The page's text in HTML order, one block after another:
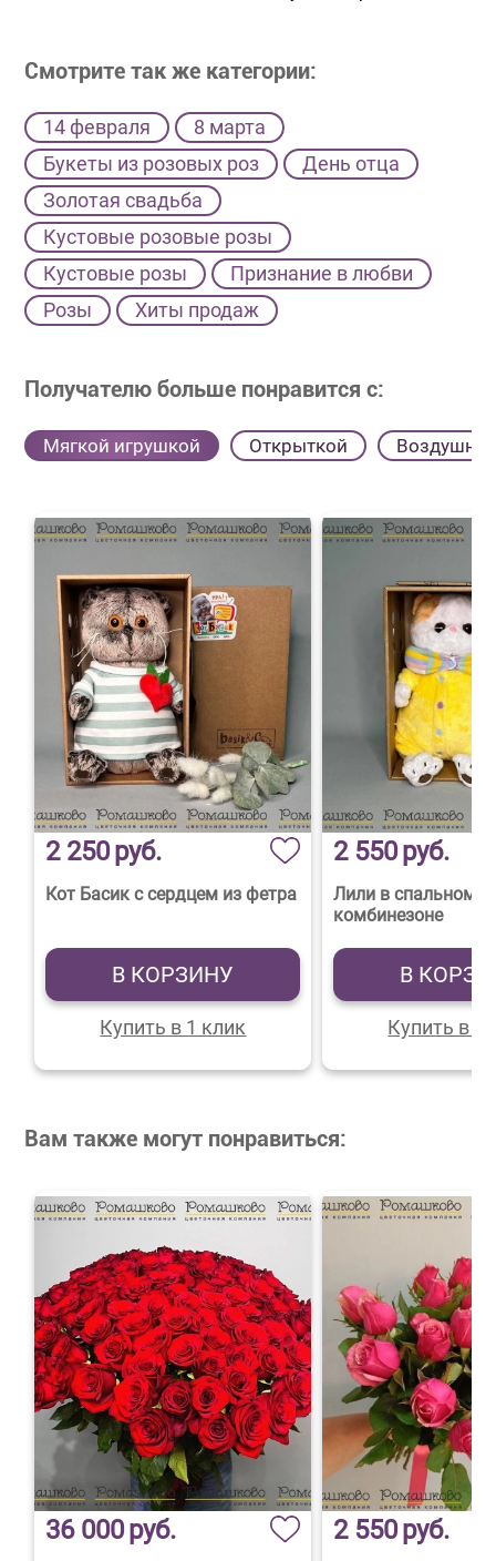
Смотрите так же категории:
14 февраля
8 марта
Букеты из розовых роз
День отца
Золотая свадьба
Кустовые розовые розы
Кустовые розы
Признание в любви
Розы
Хиты продаж
Получателю больше понравится с:
Мягкой игрушкой Открыткой
2 250руб.
Кот Басик с сердцем из фетра
В КОРЗИНУ
Купить в 1 клик
2 550руб.
Лили в спальном
комбинезоне
В
Купить в 1
Вам также могут понравиться:
36 000руб. 2 550руб.